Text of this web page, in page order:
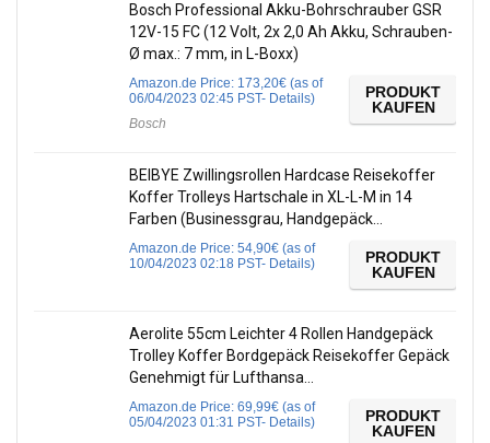
Bosch Professional Akku-Bohrschrauber GSR
12V-15 FC (12 Volt, 2x 2,0 Ah Akku, Schrauben-
Ø max.: 7 mm, in L-Boxx)
Amazon.de Price: 173,20€ (as of
06/04/2023 02:45 PST- Details)
Bosch
PRODUKT
KAUFEN
BEIBYE Zwillingsrollen Hardcase Reisekoffer
Koffer Trolleys Hartschale in XL-L-M in 14
Farben (Businessgrau, Handgepäck…
Amazon.de Price: 54,90€ (as of
10/04/2023 02:18 PST- Details)
PRODUKT
KAUFEN
Aerolite 55cm Leichter 4 Rollen Handgepäck
Trolley Koffer Bordgepäck Reisekoffer Gepäck
Genehmigt für Lufthansa…
Amazon.de Price: 69,99€ (as of
05/04/2023 01:31 PST- Details)
PRODUKT
KAUFEN